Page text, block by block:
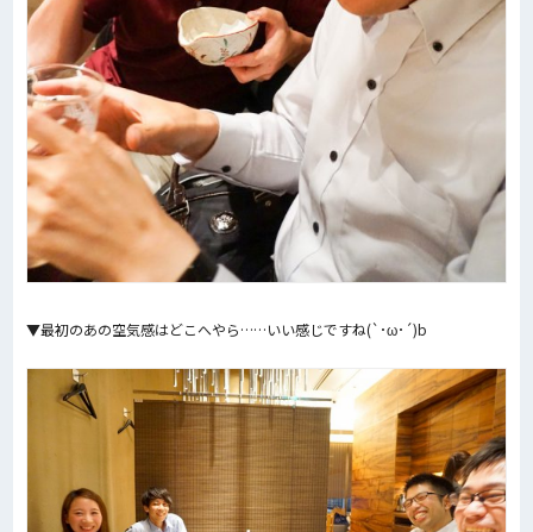
▼最初のあの空気感はどこへやら……いい感じですね(`･ω･´)b